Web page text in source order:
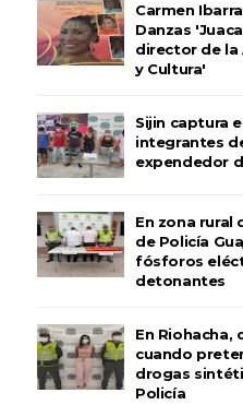
Carmen
Danzas
director de la
y Cultura'
Sijin captura
integrantes
expendedor
En zona rural
de Policía
fósforos
detonantes
En Riohacha,
cuando
drogas
Policía